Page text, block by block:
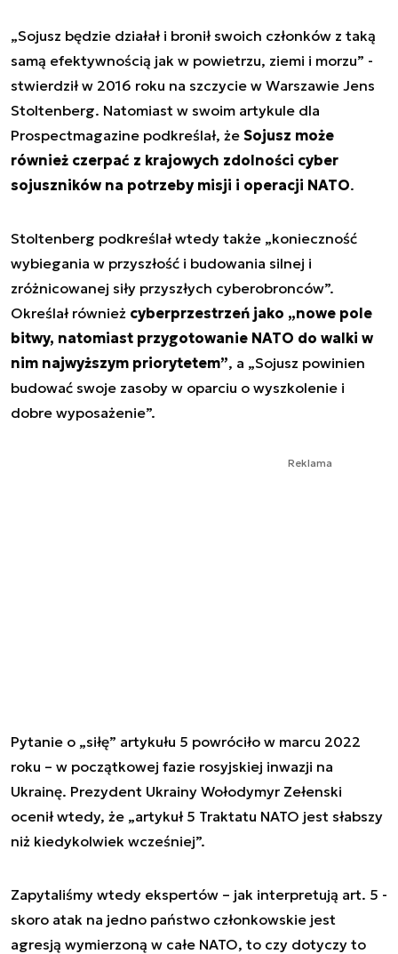
„Sojusz będzie działał i bronił swoich członków z taką
samą efektywnością jak w powietrzu, ziemi i morzu” -
stwierdził w 2016 roku na szczycie w Warszawie Jens
Stoltenberg. Natomiast w swoim artykule dla
Prospectmagazine podkreślał, że Sojusz może
również czerpać z krajowych zdolności cyber
sojuszników na potrzeby misji i operacji NATO.
Stoltenberg podkreślał wtedy także „konieczność
wybiegania w przyszłość i budowania silnej i
zróżnicowanej siły przyszłych cyberobronców”.
Określał również cyberprzestrzeń jako „nowe pole
bitwy, natomiast przygotowanie NATO do walki w
nim najwyższym priorytetem”, a „Sojusz powinien
budować swoje zasoby w oparciu o wyszkolenie i
dobre wyposażenie”.
Reklama
Pytanie o „siłę” artykułu 5 powróciło w marcu 2022
roku – w początkowej fazie rosyjskiej inwazji na
Ukrainę. Prezydent Ukrainy Wołodymyr Zełenski
ocenił wtedy, że „artykuł 5 Traktatu NATO jest słabszy
niż kiedykolwiek wcześniej”.
Zapytaliśmy wtedy ekspertów – jak interpretują art. 5 -
skoro atak na jedno państwo członkowskie jest
agresją wymierzoną w całe NATO, to czy dotyczy to